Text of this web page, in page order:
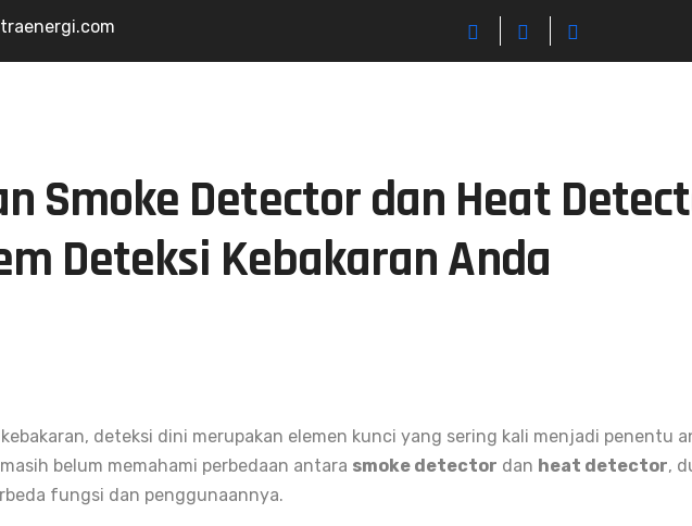
Smoke Detector dan Heat
Deteksi Kebakaran Anda
deteksi dini merupakan elemen kunci yang sering kali menjadi penentu
belum memahami perbedaan antara smoke detector dan heat detector,
fungsi dan penggunaannya.